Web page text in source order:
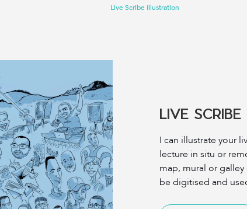
Live Scribe Illustration
LIVE
I can illustrate your
lecture in situ or
map, mural or
be digitised and